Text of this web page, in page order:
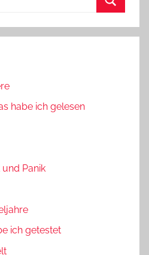
habe ich gelesen
Panik
ich getestet